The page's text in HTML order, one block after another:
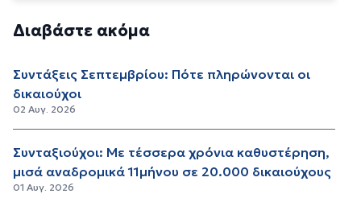
Διαβάστε ακόμα
Συντάξεις Σεπτεμβρίου: Πότε πληρώνονται οι
δικαιούχοι
02 Αυγ. 2026
Συνταξιούχοι: Με τέσσερα χρόνια καθυστέρηση,
μισά αναδρομικά 11μήνου σε 20.000 δικαιούχους
01 Αυγ. 2026